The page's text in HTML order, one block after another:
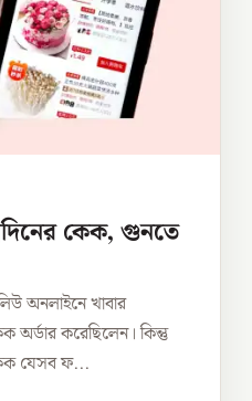
কেক, গুনতে
অনলাইনে খাবার
অর্ডার করেছিলেন। কিন্তু
যেসব ফ...